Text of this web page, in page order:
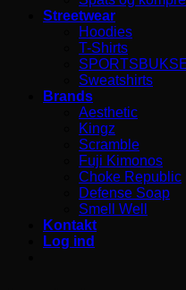
Streetwear
Hoodies
T-Shirts
Sweatshirts
Brands
Aesthetic
Kingz
Scramble
Fuji Kimonos
Choke Republic
Defense Soap
Smell Well
Kontakt
Log ind